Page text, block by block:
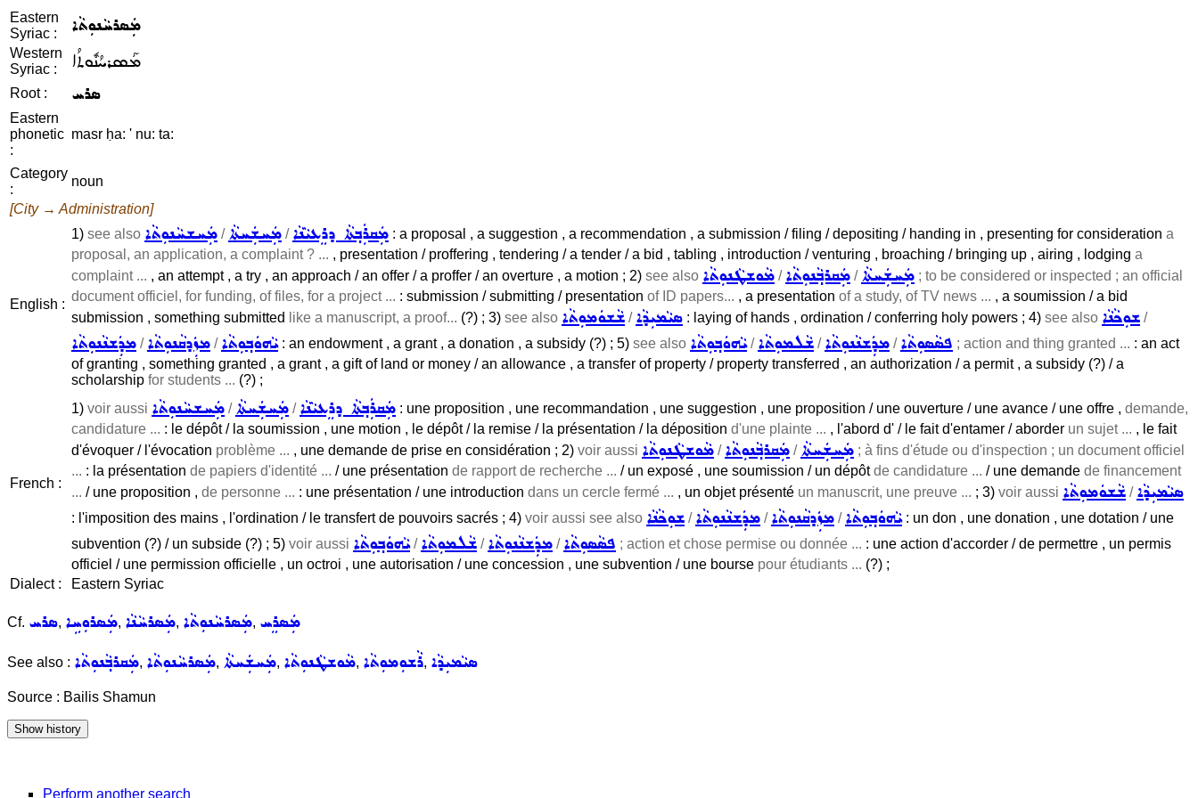
Eastern
Syriac :
ܡܲܣܪܚܵܢܘܼܬܵܐ
Western
Syriac :
ܡܰܣܪܚܳܢܽܘܬܳܐ
Root : ܣܪܚ
Eastern
phonetic
:
masr ḥa: ' nu: ta:
Category
:
noun
[City → Administration]
English :
1) see also ܡܲܚܫܚܵܢܘܼܬܵܐ /ܡܲܚܫܲܚܬܵܐ /ܡܲܩܪܲܒ݂ܬܵܐ ܕܪܸܥܝܵܢܵܐ : a proposal , a suggestion , a recommendation , a submission / filing / depositing / handing in , presenting for consideration a
proposal, an application, a complaint ? ... , presentation / proffering , tendering / a tender / a bid , tabling , introduction / venturing , broaching / bringing up , airing , lodging a
complaint ... , an attempt , a try , an approach / an offer / a proffer / an overture , a motion ; 2) see also ܡܵܘܫܛܵܢܘܼܬܵܐ /ܡܲܩܪܒ݂ܵܢܘܼܬܵܐ /ܡܲܚܫܲܚܬܵܐ ; to be considered or inspected ; an official
document officiel, for funding, of files, for a project ... : submission / submitting / presentation of ID papers... , a presentation of a study, of TV news ... , a soumission / a bid
submission , something submitted
like a manuscript, a proof... (?) ; 3) see also ܫܵܫܘܿܡܘܼܬܵܐ /ܣܝܵܡܝܼܕܵܐ : laying of hands , ordination / conferring holy powers ; 4) see also ܫܘܼܟܵܢܵܐ /
ܡܕܲܫܢܵܢܘܼܬܵܐ /ܡܙܲܕܩܵܢܘܼܬܵܐ /ܝܵܗܘܿܒ݂ܘܼܬܵܐ: an endowment , a grant , a donation , a subsidy (?) ; 5) see also ܝܵܗܘܿܒ݂ܘܼܬܵܐ/ܫܵܠܡܘܼܬܵܐ /ܡܕܲܫܢܵܢܘܼܬܵܐ /ܦܣܵܣܘܼܬܵܐ ; action and thing granted ... : an act
of granting , something granted , a grant , a gift of land or money / an allowance , a transfer of property / property transferred , an authorization / a permit , a subsidy (?) / a
scholarship for students ... (?) ;
French :
1) voir aussi ܡܲܚܫܚܵܢܘܼܬܵܐ /ܡܲܚܫܲܚܬܵܐ /ܡܲܩܪܲܒ݂ܬܵܐ ܕܪܸܥܝܵܢܵܐ : une proposition , une recommandation , une suggestion , une proposition / une ouverture / une avance / une offre , demande,
candidature ... : le dépôt / la soumission , une motion , le dépôt / la remise / la présentation / la déposition d'une plainte ... , l'abord d' / le fait d'entamer / aborder un sujet ... , le fait
d'évoquer / l'évocation problème ... , une demande de prise en considération ; 2) voir aussi ܡܵܘܫܛܵܢܘܼܬܵܐ /ܡܲܩܪܒ݂ܵܢܘܼܬܵܐ /ܡܲܚܫܲܚܬܵܐ ; à fins d'étude ou d'inspection ; un document officiel
... : la présentation de papiers d'identité ... / une présentation de rapport de recherche ... / un exposé , une soumission / un dépôtde candidature ... / une demande de financement
... / une proposition , de personne ... : une présentation / une introduction dans un cercle fermé ... , un objet présenté un manuscrit, une preuve ... ; 3) voir aussi ܫܵܫܘܿܡܘܼܬܵܐ /ܣܝܵܡܝܼܕܵܐ
: l'imposition des mains , l'ordination / le transfert de pouvoirs sacrés ; 4) voir aussi see also ܫܘܼܟܵܢܵܐ /ܡܕܲܫܢܵܢܘܼܬܵܐ /ܡܙܲܕܩܵܢܘܼܬܵܐ /ܝܵܗܘܿܒ݂ܘܼܬܵܐ: un don , une donation , une dotation / une
subvention (?) / un subside (?) ; 5) voir aussi ܝܵܗܘܿܒ݂ܘܼܬܵܐ/ܫܵܠܡܘܼܬܵܐ /ܡܕܲܫܢܵܢܘܼܬܵܐ /ܦܣܵܣܘܼܬܵܐ ; action et chose permise ou donnée ... : une action d'accorder / de permettre , un permis
officiel / une permission officielle , un octroi , une autorisation / une concession , une subvention / une bourse pour étudiants ... (?) ;
Dialect :
Eastern Syriac
Cf. ܣܪܚ, ܡܲܣܪܘܼܚܹܐ, ܡܲܣܪܚܵܢܵܐ, ܡܲܣܪܚܵܢܘܼܬܵܐ, ܡܲܣܪܸܚ
See also : ܡܲܩܪܒ݂ܵܢܘܼܬܵܐ, ܡܲܣܪܚܵܢܘܼܬܵܐ, ܡܲܚܫܲܚܬܵܐ, ܡܵܘܫܛܵܢܘܼܬܵܐ, ܪܵܫܘܼܡܘܼܬܵܐ, ܣܝܵܡܝܼܕܵܐ
Source : Bailis Shamun
Perform another search